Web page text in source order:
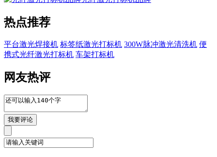
热点推荐
平台激光焊接机 标签纸激光打标机 300W脉冲激光清洗机 便
携式光纤激光打标机 车架打标机
网友热评